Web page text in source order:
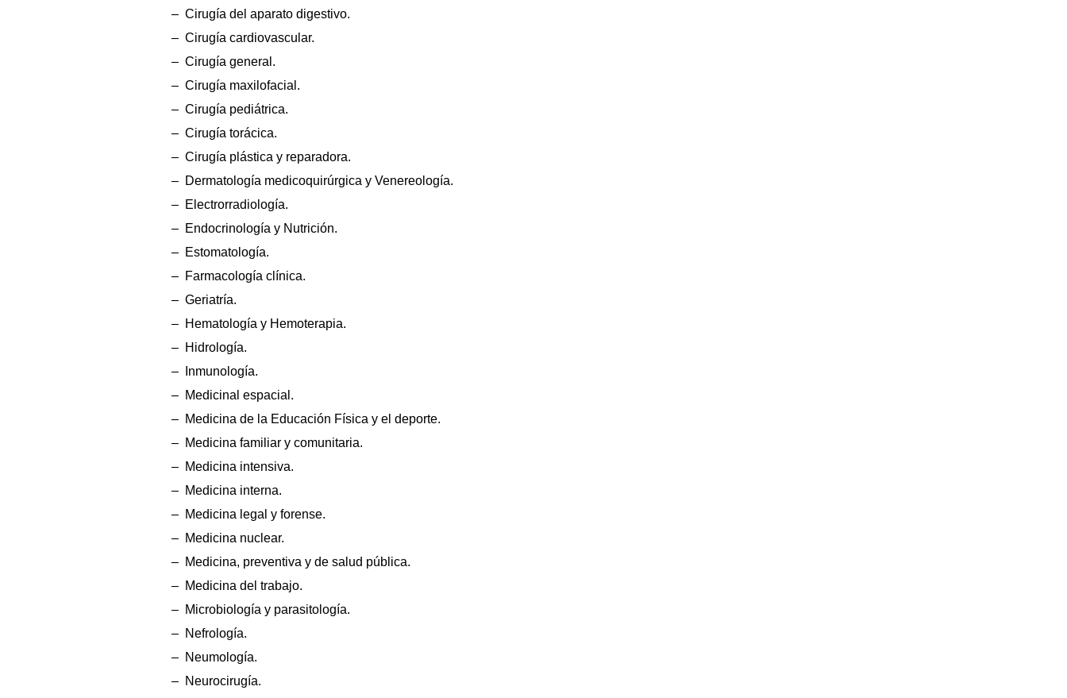
– Cirugía del aparato digestivo.
– Cirugía cardiovascular.
– Cirugía general.
– Cirugía maxilofacial.
– Cirugía pediátrica.
– Cirugía torácica.
– Cirugía plástica y reparadora.
– Dermatología medicoquirúrgica y Venereología.
– Electrorradiología.
– Endocrinología y Nutrición.
– Estomatología.
– Farmacología clínica.
– Geriatría.
– Hematología y Hemoterapia.
– Hidrología.
– Inmunología.
– Medicinal espacial.
– Medicina de la Educación Física y el deporte.
– Medicina familiar y comunitaria.
– Medicina intensiva.
– Medicina interna.
– Medicina legal y forense.
– Medicina nuclear.
– Medicina, preventiva y de salud pública.
– Medicina del trabajo.
– Microbiología y parasitología.
– Nefrología.
– Neumología.
– Neurocirugía.